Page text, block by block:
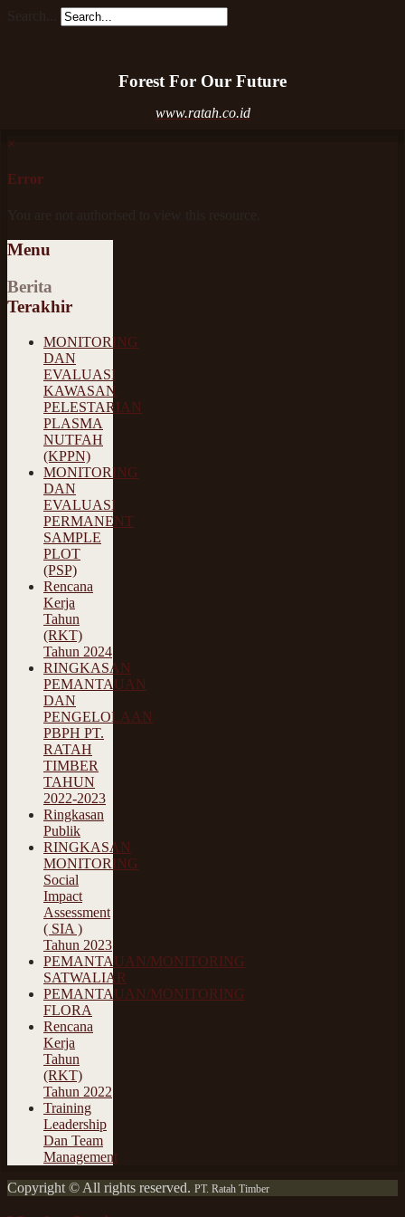
Forest For Our Future
www.ratah.co.id
×
Error
Menu
Berita
Terakhir
MONITORING
DAN
EVALUASI
KAWASAN
PELESTARIAN
PLASMA
NUTFAH
(KPPN)
MONITORING
DAN
EVALUASI
PERMANENT
SAMPLE
PLOT
(PSP)
Rencana
Kerja
Tahun
(RKT)
Tahun 2024
RINGKASAN
PEMANTAUAN
DAN
PENGELOLAAN
PBPH PT.
RATAH
TIMBER
TAHUN
2022-2023
Ringkasan
Publik
RINGKASAN
MONITORING
Social
Impact
Assessment
( SIA )
Tahun 2023
PEMANTAUAN/MONITORING
SATWALIAR
PEMANTAUAN/MONITORING
FLORA
Rencana
Kerja
Tahun
(RKT)
Tahun 2022
Training
Leadership
Dan Team
Management
Copyright © All rights reserved. PT. Ratah Timber